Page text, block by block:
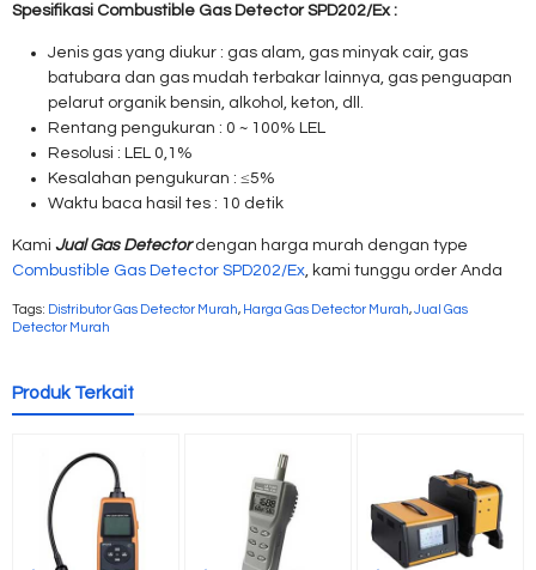
Spesifikasi Combustible Gas Detector SPD202/Ex :
Jenis gas yang diukur : gas alam, gas minyak cair, gas
batubara dan gas mudah terbakar lainnya, gas penguapan
pelarut organik bensin, alkohol, keton, dll.
Rentang pengukuran : 0 ~ 100% LEL
Resolusi : LEL 0,1%
Kesalahan pengukuran : ≤5%
Waktu baca hasil tes : 10 detik
Kami Jual Gas Detectordengan harga murah dengan type
Combustible Gas Detector SPD202/Ex , kami tunggu order Anda
Tags: Distributor Gas Detector Murah, Harga Gas Detector Murah,Jual Gas
Detector Murah
Produk Terkait